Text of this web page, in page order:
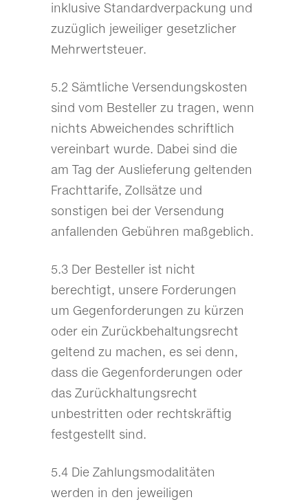
inklusive Standardverpackung und
zuzüglich jeweiliger gesetzlicher
Mehrwertsteuer.
5.2 Sämtliche Versendungskosten
sind vom Besteller zu tragen, wenn
nichts Abweichendes schriftlich
vereinbart wurde. Dabei sind die
am Tag der Auslieferung geltenden
Frachttarife, Zollsätze und
sonstigen bei der Versendung
anfallenden Gebühren maßgeblich.
5.3 Der Besteller ist nicht
berechtigt, unsere Forderungen
um Gegenforderungen zu kürzen
oder ein Zurückbehaltungsrecht
geltend zu machen, es sei denn,
dass die Gegenforderungen oder
das Zurückhaltungsrecht
unbestritten oder rechtskräftig
festgestellt sind.
5.4 Die Zahlungsmodalitäten
werden in den jeweiligen